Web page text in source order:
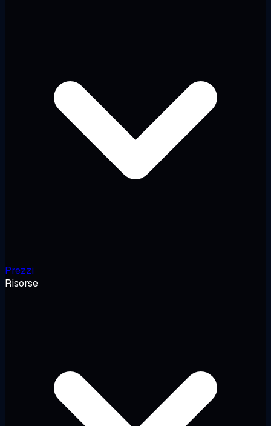
Prezzi
Risorse